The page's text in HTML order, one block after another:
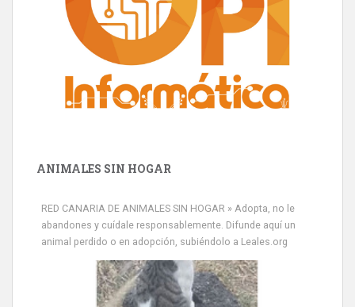
ANIMALES SIN HOGAR
RED CANARIA DE ANIMALES SIN HOGAR » Adopta, no le
abandones y cuídale responsablemente. Difunde aquí un
animal perdido o en adopción, subiéndolo a Leales.org